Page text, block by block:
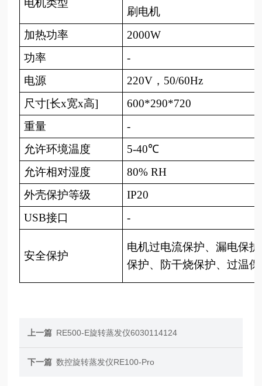
电机类型
刷电机
加热功率
2000W
功率
-
电源
220V，50/60Hz
尺寸[长x宽x高]
600*290*720
重量
-
允许环境温度
5-40℃
允许相对湿度
80% RH
外壳保护等级
IP20
USB接口
-
安全保护
电机过电流保护、漏电保
保护、防干烧保护、过温
上一篇 RE500-E旋转蒸发仪6030114124
下一篇 数控旋转蒸发仪RE100-Pro